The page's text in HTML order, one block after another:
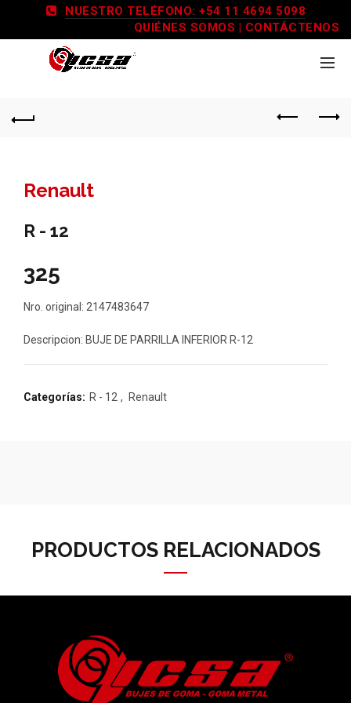
NUESTRO TELÉFONO: +54 11 4694 5098
QUIÉNES SOMOS | CONTÁCTENOS
Renault
R - 12
325
Nro. original: 2147483647
Descripcion: BUJE DE PARRILLA INFERIOR R-12
Categorías: R - 12 , Renault
PRODUCTOS RELACIONADOS